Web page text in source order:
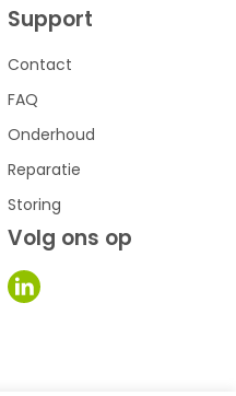
Support
Contact
FAQ
Onderhoud
Reparatie
Storing
Volg ons op